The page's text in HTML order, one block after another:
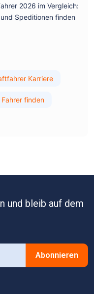
2026 im Vergleich:
Speditionen finden
Karriere
finden
und bleib auf dem
Abonnieren